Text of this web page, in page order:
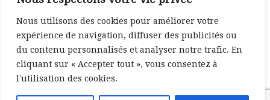
Nous utilisons des cookies pour améliorer votre
expérience de navigation, diffuser des publicités ou
du contenu personnalisés et analyser notre trafic. En
cliquant sur « Accepter tout », vous consentez à
l'utilisation des cookies.
ces journées fleuries
Suivez nous sur
artgallery.capour découvrir les
thèmes des prochaines activités
ainsi que la programmation